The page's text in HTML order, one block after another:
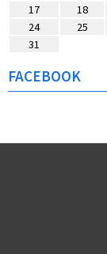
17
18
24
25
31
FACEBOOK